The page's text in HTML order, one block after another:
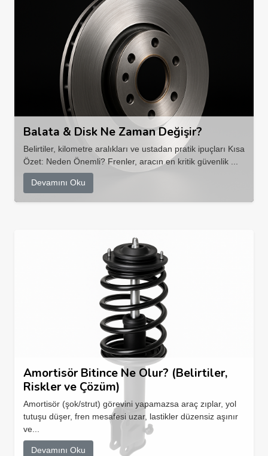
Balata & Disk Ne Zaman Değişir?
Belirtiler, kilometre aralıkları ve ustadan pratik ipuçları Kısa
Özet: Neden Önemli? Frenler, aracın en kritik güvenlik ...
Devamını Oku
Amortisör Bitince Ne Olur? (Belirtiler,
Riskler ve Çözüm)
Amortisör (şok/strut) görevini yapamazsa araç zıplar, yol
tutuşu düşer, fren mesafesi uzar, lastikler düzensiz aşınır
ve...
Devamını Oku